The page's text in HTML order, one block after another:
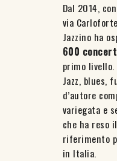
Dal 2014,
via
Jazzino ha
600
primo livello.
Jazz, blues,
d’autore
variegata e
che ha reso
riferimento
in Italia.